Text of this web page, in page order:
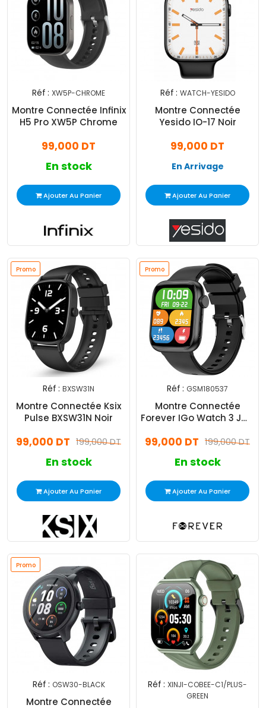
Réf : XW5P-CHROME
Montre Connectée Infinix
H5 Pro XW5P Chrome
99,000 DT
En stock
Ajouter Au Panier
Réf : WATCH-YESIDO
Montre Connectée
Yesido IO-17 Noir
99,000 DT
En Arrivage
Ajouter Au Panier
Promo
Réf : BXSW31N
Montre Connectée Ksix
Pulse BXSW31N Noir
199,000 DT
99,000 DT
En stock
Ajouter Au Panier
Promo
Réf : GSM180537
Montre Connectée
Forever IGo Watch 3 JW-
199,000 DT
99,000 DT
En stock
Ajouter Au Panier
Promo
Réf : OSW30-BLACK
Montre Connectée
Réf : XINJI-COBEE-C1/PLUS-
GREEN